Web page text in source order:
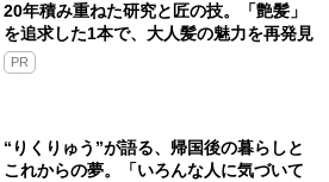
20年積み重ねた研究と匠の技。「艶髪」
を追求した1本で、大人髪の魅力を再発見
PR
“りくりゅう”が語る、帰国後の暮らしと
これからの夢。「いろんな人に気づいて